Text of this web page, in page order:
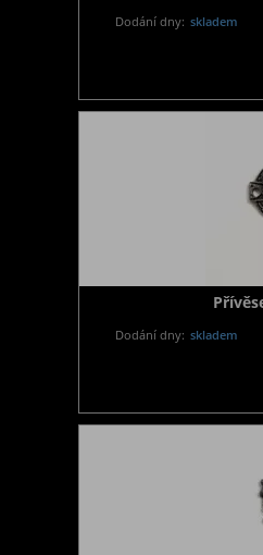
Dodání dny: skladem
Dodání dny: skladem